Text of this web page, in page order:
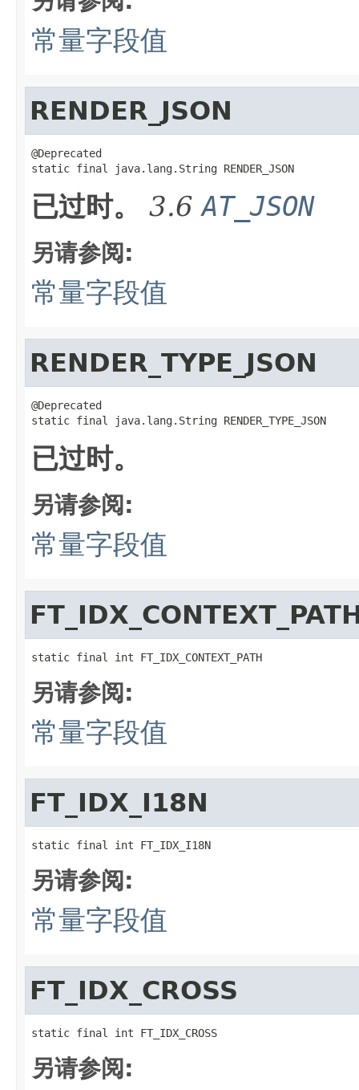
常量字段值
RENDER_JSON
@Deprecated
static final java.lang.String RENDER_JSON
已过时。 3.6AT_JSON
另请参阅:
常量字段值
RENDER_TYPE_JSON
@Deprecated
static final java.lang.String RENDER_TYPE_JSON
已过时。
另请参阅:
常量字段值
static final int FT_IDX_CONTEXT_PATH
另请参阅:
常量字段值
FT_IDX_I18N
static final int FT_IDX_I18N
另请参阅:
常量字段值
FT_IDX_CROSS
static final int FT_IDX_CROSS
另请参阅: